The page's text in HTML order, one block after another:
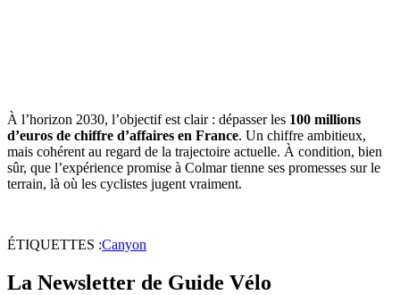
À l’horizon 2030, l’objectif est clair : dépasser les 100 millions
d’euros de chiffre d’affaires en France. Un chiffre ambitieux,
mais cohérent au regard de la trajectoire actuelle. À condition, bien
sûr, que l’expérience promise à Colmar tienne ses promesses sur le
terrain, là où les cyclistes jugent vraiment.
ÉTIQUETTES :Canyon
La Newsletter de Guide Vélo